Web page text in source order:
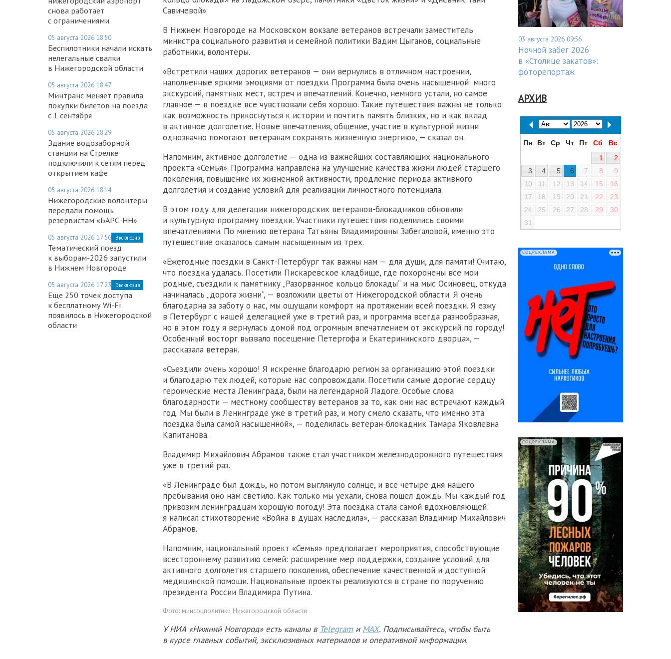
снова работает
с ограничениями
05 августа 2026 18:50
Беспилотники начали искать
нелегальные свалки
в Нижегородской области
05 августа 2026 18:47
Минтранс меняет правила
покупки билетов на поезда
с 1 сентября
05 августа 2026 18:29
Здание водозаборной
станции на Стрелке
подключили к сетям перед
открытием кафе
05 августа 2026 18:14
Нижегородские волонтеры
передали помощь
резервистам «БАРС-НН»
05 августа 2026 17:56 Эксклюзив
Тематический поезд
к выборам-2026 запустили
в Нижнем Новгороде
05 августа 2026 17:23 Эксклюзив
Еще 250 точек доступа
к бесплатному Wi-Fi
появилось в Нижегородской
области
Савичевой».
В Нижнем Новгороде на Московском вокзале ветеранов встречали заместитель
министра социального развития и семейной политики Вадим Цыганов, социальные
работники, волонтеры.
«Встретили наших дорогих ветеранов — они вернулись в отличном настроении,
наполненные яркими эмоциями от поездки. Программа была очень насыщенной: много
экскурсий, памятных мест, встреч и впечатлений. Конечно, немного устали, но самое
главное — в поездке все чувствовали себя хорошо. Такие путешествия важны не только
как возможность прикоснуться к истории и почтить память близких, но и как вклад
в активное долголетие. Новые впечатления, общение, участие в культурной жизни
однозначно помогают ветеранам сохранять жизненную энергию», — сказал он.
Напомним, активное долголетие — одна из важнейших составляющих национального
проекта «Семья». Программа направлена на улучшение качества жизни людей старшего
поколения, повышение их жизненной активности, продление периода активного
долголетия и создание условий для реализации личностного потенциала.
В этом году для делегации нижегородских ветеранов-блокадников обновили
и культурную программу поездки. Участники путешествия поделились своими
впечатлениями. По мнению ветерана Татьяны Владимировны Забегаловой, именно это
путешествие оказалось самым насыщенным из трех.
«Ежегодные поездки в Санкт-Петербург так важны нам — для души, для памяти! Считаю,
что поездка удалась. Посетили Пискаревское кладбище, где похоронены все мои
родные, съездили к памятнику „Разорванное кольцо блокады“ и на мыс Осиновец, откуда
начиналась „дорога жизни“, — возложили цветы от Нижегородской области. Я очень
благодарна за заботу о нас, мы ощущали комфорт на протяжении всей поездки. Я езжу
в Петербург с нашей делегацией уже в третий раз, и программа всегда разнообразная,
но в этом году я вернулась домой под огромным впечатлением от экскурсий по городу!
Особенный восторг вызвало посещение Петергофа и Екатерининского дворца», —
рассказала ветеран.
«Съездили очень хорошо! Я искренне благодарю регион за организацию этой поездки
и благодарю тех людей, которые нас сопровождали. Посетили самые дорогие сердцу
героические места Ленинграда, были на легендарной Ладоге. Особые слова
благодарности — местному сообществу ветеранов за то, как они нас встречают каждый
год. Мы были в Ленинграде уже в третий раз, и могу смело сказать, что именно эта
поездка была самой насыщенной», — поделилась ветеран-блокадник Тамара Яковлевна
Капитанова.
Владимир Михайлович Абрамов также стал участником железнодорожного путешествия
уже в третий раз.
«В Ленинграде был дождь, но потом выглянуло солнце, и все четыре дня нашего
пребывания оно нам светило. Как только мы уехали, снова пошел дождь. Мы каждый год
привозим ленинградцам хорошую погоду! Эта поездка стала самой вдохновляющей:
я написал стихотворение «Война в душах наследила», — рассказал Владимир Михайлович
Абрамов.
Напомним, национальный проект «Семья» предполагает мероприятия, способствующие
всестороннему развитию семей: расширение мер поддержки, создание условий для
активного долголетия старшего поколения, обеспечение качественной и доступной
медицинской помощи. Национальные проекты реализуются в стране по поручению
президента России Владимира Путина.
Фото: минсоцполитики Нижегородской области
У НИА «Нижний Новгород» есть каналы в Telegram и MAX. Подписывайтесь, чтобы быть
в курсе главных событий, эксклюзивных материалов и оперативной информации.
03 августа 2026 09:56
Ночной забег 2026
в «Столице закатов»:
фоторепортаж
АРХИВ
Пн Вт Ср Чт Пт Сб
Вс
1
2
3
4 5 6 7 8
9
10
11 12 13 14 15
16
17
18 19 20 21 22
23
24
25 26 27 28 29
30
31
СОЦРЕКЛАМА
СОЦРЕКЛАМА